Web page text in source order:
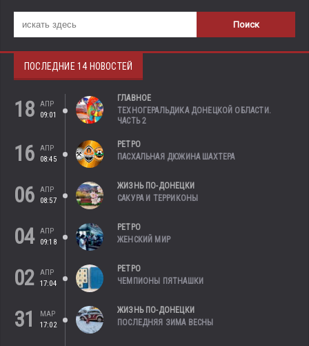
ПОСЛЕДНИЕ 14 НОВОСТЕЙ
18
АПР
09:01
ГЛАВНОЕ
ТЕХНОГЕРАЛЬДИКА ДОНЕЦКОЙ ОБЛАСТИ.
ЧАСТЬ 2
16
АПР
08:45
РЕТРО
ПАСХАЛЬНАЯ ДЮЖИНА ШАХТЕРА
06
АПР
08:57
ЖИЗНЬ ПО-ДОНЕЦКИ
САКУРА И ТЕРРИКОНЫ
04 АПР
09:18
РЕТРО
ЖЕНСКИЙ МИР
02
АПР
17:04
РЕТРО
ЧЕМПИОНЫ ПЯТНАШКИ
31
МАР
17:02
ЖИЗНЬ ПО-ДОНЕЦКИ
ПОСЛЕДНЯЯ ЗИМА ВЕСНЫ